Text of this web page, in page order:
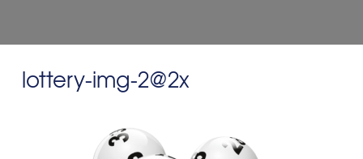
lottery-img-2@2x